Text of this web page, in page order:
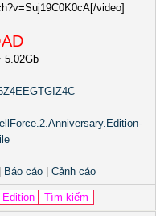
video]
5.02Gb
| Báo cáo | Cảnh cáo